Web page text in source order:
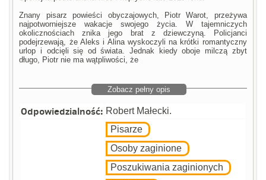
Znany pisarz powieści obyczajowych, Piotr Warot, przeżywa
najpotworniejsze wakacje swojego życia. W tajemniczych
okolicznościach znika jego brat z dziewczyną. Policjanci
podejrzewają, że Aleks i Alina wyskoczyli na krótki romantyczny
urlop i odcięli się od świata. Jednak kiedy oboje milczą zbyt
długo, Piotr nie ma wątpliwości, że
Zobacz pełny opis
Odpowiedzialność: Robert Małecki.
Pisarze
Osoby zaginione
Poszukiwania zaginionych